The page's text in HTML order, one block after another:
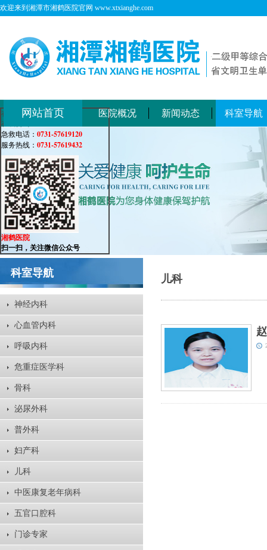
欢迎来到湘潭市湘鹤医院官网 www.xtxianghe.com
网站首页 医院概况 新闻动态 科室导航
科室导航
神经内科
心血管内科
呼吸内科
危重症医学科
骨科
泌尿外科
普外科
妇产科
儿科
中医康复老年病科
五官口腔科
门诊专家
儿科
在线客服
在线咨询：
急救电话： 0731-57619120
服务热线： 0731-57619432
湘鹤医院
扫一扫，关注微信公众号